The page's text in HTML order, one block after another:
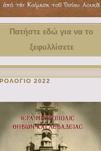
Πατήστε εδώ για να το
ξεφυλλίσετε
2022